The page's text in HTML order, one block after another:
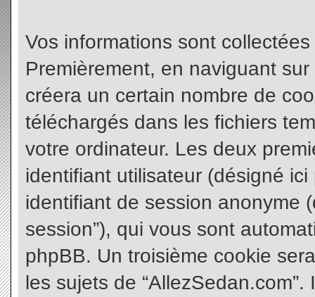
Vos informations sont
Premièrement, en naviguant
créera un certain nombre de
téléchargés dans les fichiers
votre ordinateur. Les deux
identifiant utilisateur (désigné ici
identifiant de session anonyme
session”), qui vous sont
phpBB. Un troisième cookie
les sujets de